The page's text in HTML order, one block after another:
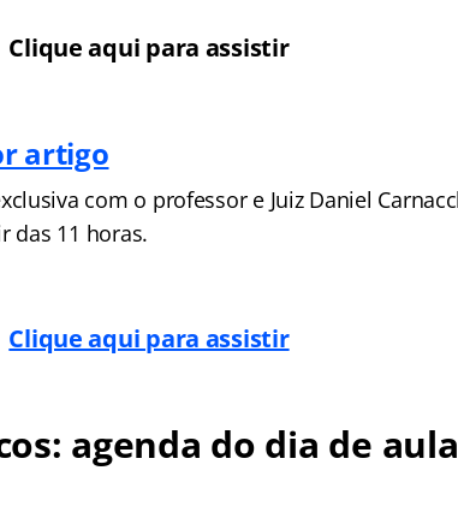
Clique aqui para assistir
artigo
com o professor e Juiz Daniel
das 11 horas.
Clique aqui para assistir
agenda do dia de